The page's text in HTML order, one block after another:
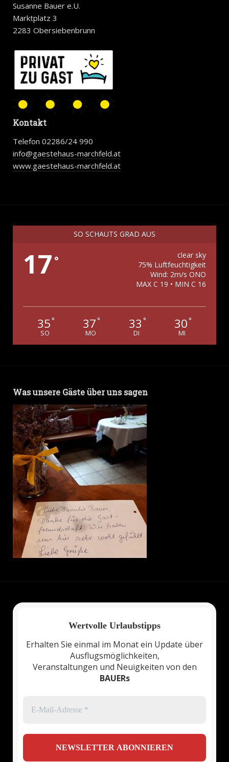
Susanne Bauer e.U.
Marktplatz 3
2283 Obersiebenbrunn
Kontakt
Telefon 02286/24 990
info@gaestehaus-marchfeld.at
www.gaestehaus-marchfeld.at
SO SCHAUTS GRAD AUS
17 °
clear sky
75% Luftfeuchtigkeit
Wind: 2m/s ONO
MAX C 19 • MIN C 16
35 °
SO
37 °
MO
33 °
DI
30 °
MI
Was unsere Gäste über uns sagen
Wertvolle Urlaubstipps
Erhalten Sie einmal im Monat ein Update über
Ausflugsmöglichkeiten,
Veranstaltungen und Neuigkeiten von den
BAUERs